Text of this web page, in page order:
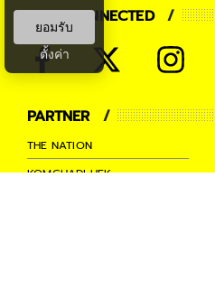
STAY CONNECTED
PARTNER
THE NATION
KOMCHADLUEK
ยอมรับ
ตั้งค่า